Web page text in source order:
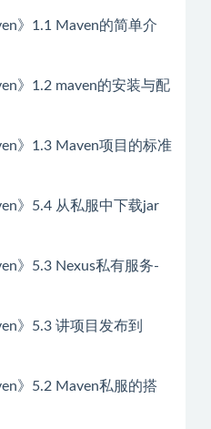
》1.1 Maven的简单介
》1.2 maven的安装与配
》1.3 Maven项目的标准
》5.4 从私服中下载jar
》5.3 Nexus私有服务-
》5.3 讲项目发布到
》5.2 Maven私服的搭